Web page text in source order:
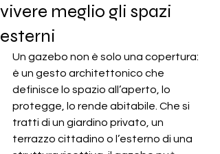
vivere meglio gli spazi
esterni
Un gazebo non è solo una copertura:
è un gesto architettonico che
definisce lo spazio all’aperto, lo
protegge, lo rende abitabile. Che si
tratti di un giardino privato, un
terrazzo cittadino o l’esterno di una